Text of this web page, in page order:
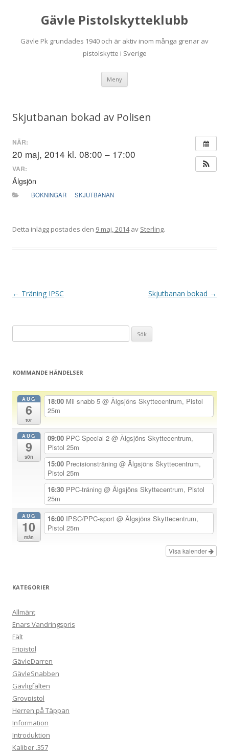
Gävle Pistolskytteklubb
Gävle Pk grundades 1940 och är aktiv inom många grenar av
pistolskytte i Sverige
Meny
Skjutbanan bokad av Polisen
NÄR:
20 maj, 2014 kl. 08:00 – 17:00
VAR:
Älgsjön
BOKNINGAR SKJUTBANAN
Detta inlägg postades den 9 maj, 2014av Sterling.
I
n
n
← Träning IPSC Skjutbanan bokad →
efter:
KOMMANDE HÄNDELSER
AUG
6
tor
18:00 Mil snabb 5 @ Älgsjöns Skyttecentrum, Pistol
25m
AUG
9
sön
09:00 PPC Special 2 @ Älgsjöns Skyttecentrum,
Pistol 25m
15:00 Precisionsträning @ Älgsjöns Skyttecentrum,
Pistol 25m
16:30 PPC-träning @ Älgsjöns Skyttecentrum, Pistol
25m
AUG
10
mån
16:00 IPSC/PPC-sport @ Älgsjöns Skyttecentrum,
Pistol 25m
Visa kalender
KATEGORIER
Allmänt
Enars Vandringspris
Fält
Fripistol
GävleDarren
GävleSnabben
Gävligfälten
Grovpistol
Herren på Täppan
Information
Introduktion
Kaliber .357